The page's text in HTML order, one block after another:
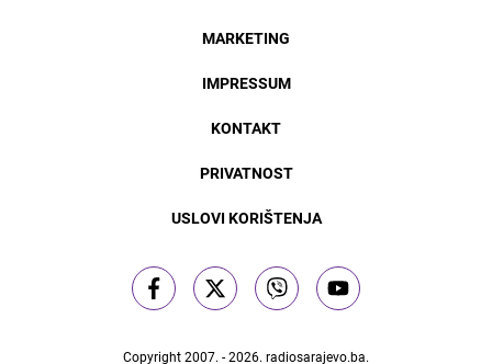
MARKETING
IMPRESSUM
KONTAKT
PRIVATNOST
USLOVI KORIŠTENJA
Copyright 2007. - 2026. radiosarajevo.ba.